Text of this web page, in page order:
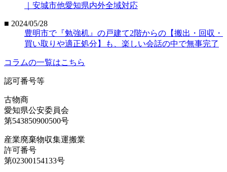
｜安城市他愛知県内外全域対応
■ 2024/05/28
豊明市で『勉強机』の戸建て2階からの【搬出・回収・
買い取りや適正処分】も、楽しい会話の中で無事完了
コラムの一覧はこちら
認可番号等
古物商
愛知県公安委員会
第543850900500号
産業廃棄物収集運搬業
許可番号
第02300154133号